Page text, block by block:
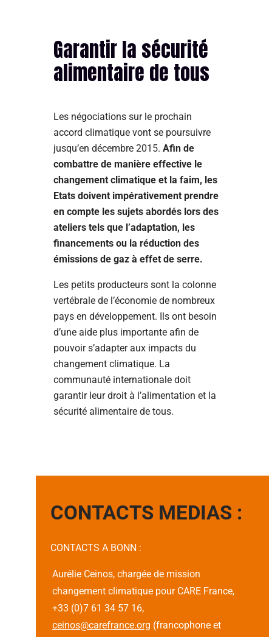
Garantir la sécurité
alimentaire de tous
Les négociations sur le prochain
accord climatique vont se poursuivre
jusqu’en décembre 2015. Afin de
combattre de manière effective le
changement climatique et la faim, les
Etats doivent impérativement prendre
en compte les sujets abordés lors des
ateliers tels que l’adaptation, les
financements ou la réduction des
émissions de gaz à effet de serre.
Les petits producteurs sont la colonne
vertébrale de l’économie de nombreux
pays en développement. Ils ont besoin
d’une aide plus importante afin de
pouvoir s’adapter aux impacts du
changement climatique. La
communauté internationale doit
garantir leur droit à l’alimentation et la
sécurité alimentaire de tous.
CONTACTS MEDIAS :
CONTACTS A BONN :
Aurélie Ceinos, chargée de mission
changement climatique pour CARE France,
+33 (0)7 61 34 57 16,
ceinos@carefrance.org (francophone et